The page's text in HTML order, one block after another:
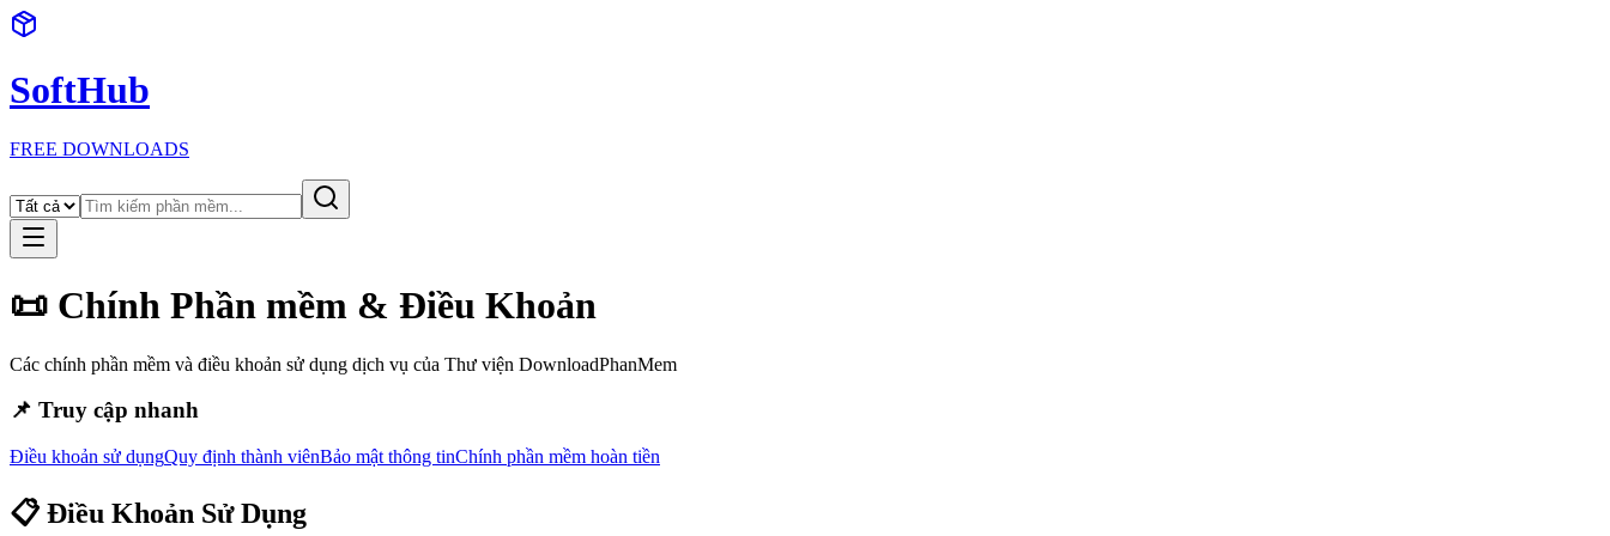
SoftHub
FREE DOWNLOADS
📜 Chính Phần mềm & Điều Khoản
Các chính phần mềm và điều khoản sử dụng dịch vụ của Thư viện DownloadPhanMem
📌 Truy cập nhanh
Điều khoản sử dụngQuy định thành viênBảo mật thông tinChính phần mềm hoàn tiền
📋 Điều Khoản Sử Dụng